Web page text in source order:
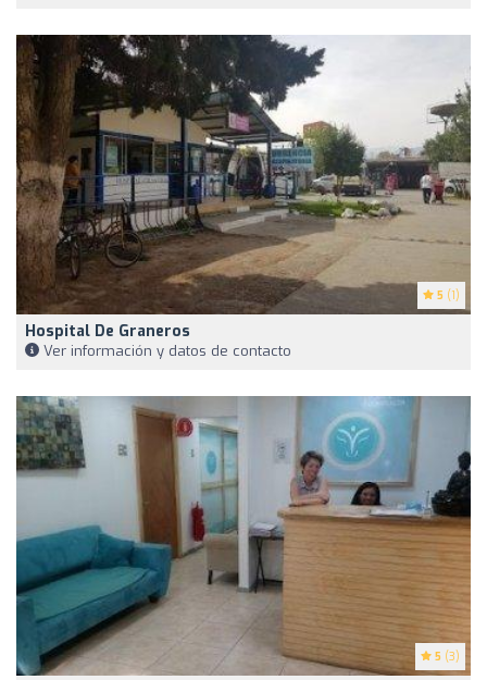
5 (1)
Hospital De Graneros
Ver información y datos de contacto
5 (3)